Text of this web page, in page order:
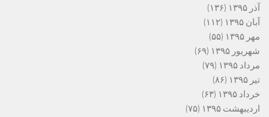
آذر ۱۳۹۵
(۱۳۶)
آبان ۱۳۹۵
(۱۱۲)
مهر ۱۳۹۵
(۵۵)
شهریور ۱۳۹۵
(۶۹)
مرداد ۱۳۹۵
(۷۹)
تیر ۱۳۹۵
(۸۶)
خرداد ۱۳۹۵
(۶۳)
اردیبهشت ۱۳۹۵
(۷۵)